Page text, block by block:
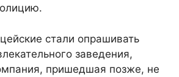
стали опрашивать
заведения,
пришедшая позже, не